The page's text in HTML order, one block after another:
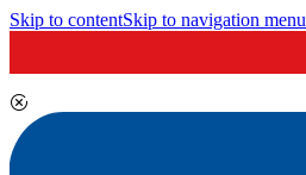
Skip to contentSkip to navigation menu